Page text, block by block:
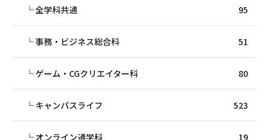
全学科共通 95
事務・ビジネス総合科 51
ゲーム・CGクリエイター科 80
キャンパスライフ 523
オンライン通学科 19